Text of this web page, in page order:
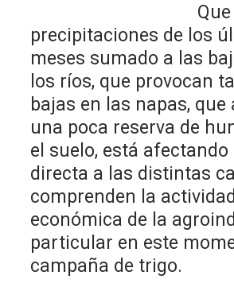
Que la
precipitaciones de los
meses sumado a las
los ríos, que provocan
bajas en las napas, que
una poca reserva de
el suelo, está afectando
directa a las distintas
comprenden la actividad
económica de la
particular en este
campaña de trigo.